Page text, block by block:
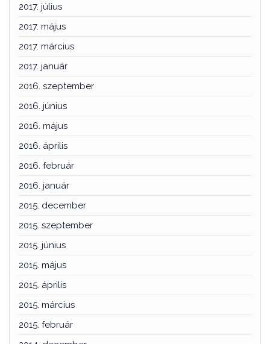
2017. július
2017. május
2017. március
2017. január
2016. szeptember
2016. június
2016. május
2016. április
2016. február
2016. január
2015. december
2015. szeptember
2015. június
2015. május
2015. április
2015. március
2015. február